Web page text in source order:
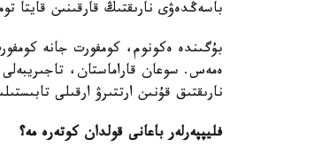
باسەڭدەۋى نارىقتىڭ قارقىنىن قايتا
بۇگىندە ەكونوم، كومفورت جانە
ەمەس. سوعان قاراماستان، تاجىريبەلى
نارىقتىق قۇنىن ارتتىرۋ ارقىلى
فليپپەرلەر باعانى قولدان كوتەرە مە؟